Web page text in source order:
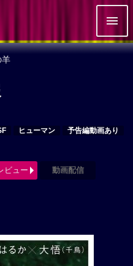
ヒューマン 予告編動画あり
ビュー 動画配信